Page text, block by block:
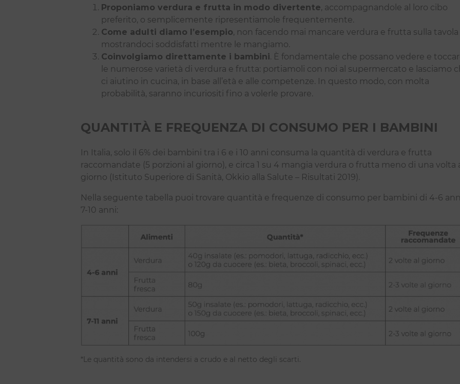
Proponiamo verdura e frutta in modo divertente, accompagnandole al loro cibo
preferito, o semplicemente ripresentiamole frequentemente.
Come adulti diamo l’esempio, non facendo mai mancare verdura e frutta sulla tavola
mostrandoci soddisfatti mentre le mangiamo.
Coinvolgiamo direttamente i bambini. È fondamentale che possano vedere e
le numerose varietà di verdura e frutta: portiamoli con noi al supermercato e lasciamo
ci aiutino in cucina, in base all’età e alle competenze. In questo modo, con molta
probabilità, saranno incuriositi fino a volerle provare.
QUANTITÀ E FREQUENZA DI CONSUMO PER I BAMBINI
In Italia, solo il 6% dei bambini tra i 6 e i 10 anni consuma la quantità di verdura e frutta
raccomandate (5 porzioni al giorno), e circa 1 su 4 mangia verdura o frutta meno di una volta
giorno (Istituto Superiore di Sanità, Okkio alla Salute – Risultati 2019).
Nella seguente tabella puoi trovare quantità e frequenze di consumo per bambini di 4-6
7-10 anni:
*Le quantità sono da intendersi a crudo e al netto degli scarti.